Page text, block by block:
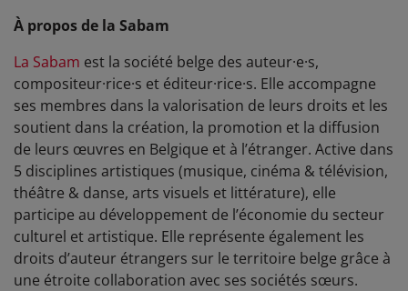
À propos de la Sabam
La Sabam est la société belge des auteur·e·s,
compositeur·rice·s et éditeur·rice·s. Elle accompagne
ses membres dans la valorisation de leurs droits et les
soutient dans la création, la promotion et la diffusion
de leurs œuvres en Belgique et à l’étranger. Active dans
5 disciplines artistiques (musique, cinéma & télévision,
théâtre & danse, arts visuels et littérature), elle
participe au développement de l’économie du secteur
culturel et artistique. Elle représente également les
droits d’auteur étrangers sur le territoire belge grâce à
une étroite collaboration avec ses sociétés sœurs.